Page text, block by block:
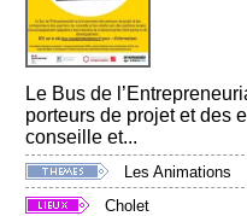
Le Bus de
porteurs de projet et des
conseille et...
Les Animations
Cholet